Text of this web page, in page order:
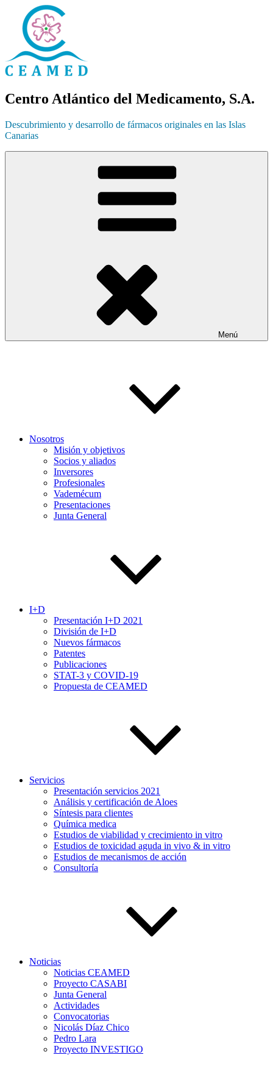
contenido
Centro Atlántico del Medicamento, S.A.
Descubrimiento y desarrollo de fármacos originales en las Islas
Canarias
Menú
Nosotros
Misión y objetivos
Socios y aliados
Inversores
Profesionales
Vademécum
Presentaciones
Junta General
I+D
Presentación I+D 2021
División de I+D
Nuevos fármacos
Patentes
Publicaciones
STAT-3 y COVID-19
Propuesta de CEAMED
Servicios
Presentación servicios 2021
Análisis y certificación de Aloes
Síntesis para clientes
Química medica
Estudios de viabilidad y crecimiento in vitro
Estudios de toxicidad aguda in vivo & in vitro
Estudios de mecanismos de acción
Consultoría
Noticias
Noticias CEAMED
Proyecto CASABI
Junta General
Actividades
Convocatorias
Nicolás Díaz Chico
Pedro Lara
Proyecto INVESTIGO